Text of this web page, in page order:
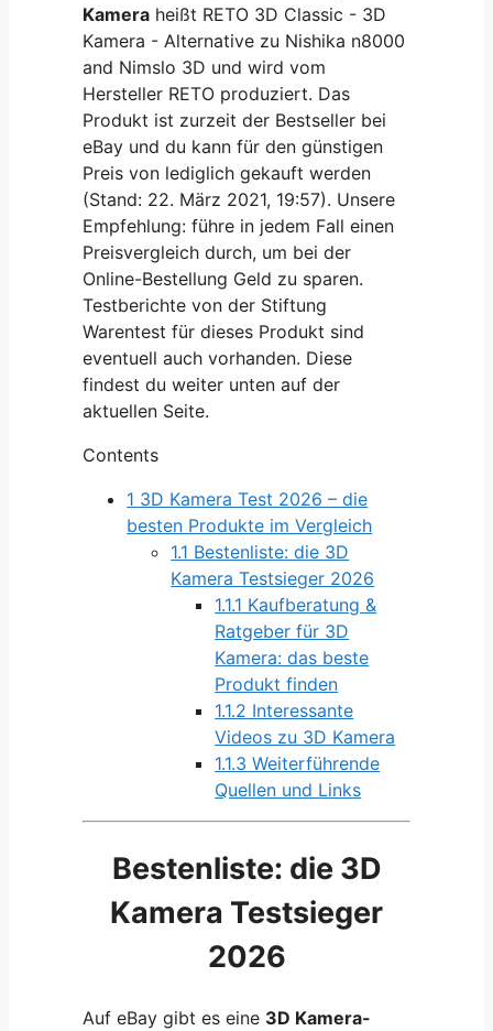
Kamera heißt RETO 3D Classic - 3D
Kamera - Alternative zu Nishika n8000
and Nimslo 3D und wird vom
Hersteller RETO produziert. Das
Produkt ist zurzeit der Bestseller bei
eBay und du kann für den günstigen
Preis von lediglich gekauft werden
(Stand: 22. März 2021, 19:57). Unsere
Empfehlung: führe in jedem Fall einen
Preisvergleich durch, um bei der
Online-Bestellung Geld zu sparen.
Testberichte von der Stiftung
Warentest für dieses Produkt sind
eventuell auch vorhanden. Diese
findest du weiter unten auf der
aktuellen Seite.
Contents
1 3D Kamera Test 2026 – die
besten Produkte im Vergleich
1.1 Bestenliste: die 3D
Kamera Testsieger 2026
1.1.1 Kaufberatung &
Ratgeber für 3D
Kamera: das beste
Produkt finden
1.1.2 Interessante
Videos zu 3D Kamera
1.1.3 Weiterführende
Quellen und Links
Bestenliste: die 3D
Kamera Testsieger
2026
Auf eBay gibt es eine 3D Kamera-